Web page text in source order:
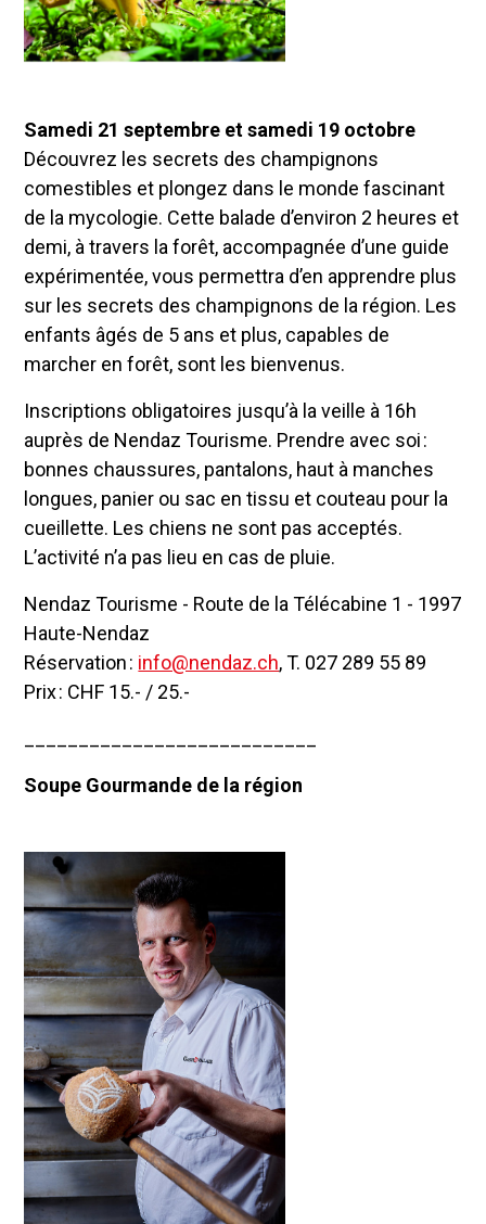
Samedi 21 septembre et samedi 19 octobre
Découvrez les secrets des champignons
comestibles et plongez dans le monde fascinant
de la mycologie. Cette balade d’environ 2 heures et
demi, à travers la forêt, accompagnée d’une guide
expérimentée, vous permettra d’en apprendre plus
sur les secrets des champignons de la région. Les
enfants âgés de 5 ans et plus, capables de
marcher en forêt, sont les bienvenus.
Inscriptions obligatoires jusqu’à la veille à 16h
auprès de Nendaz Tourisme. Prendre avec soi :
bonnes chaussures, pantalons, haut à manches
longues, panier ou sac en tissu et couteau pour la
cueillette. Les chiens ne sont pas acceptés.
L’activité n’a pas lieu en cas de pluie.
Nendaz Tourisme - Route de la Télécabine 1 - 1997
Haute-Nendaz
Réservation : info@nendaz.ch, T. 027 289 55 89
Prix : CHF 15.- / 25.-
Soupe Gourmande de la région